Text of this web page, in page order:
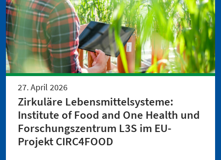
27. April 2026
Zirkuläre Lebensmittelsysteme:
Institute of Food and One Health und
Forschungszentrum L3S im EU-
Projekt CIRC4FOOD